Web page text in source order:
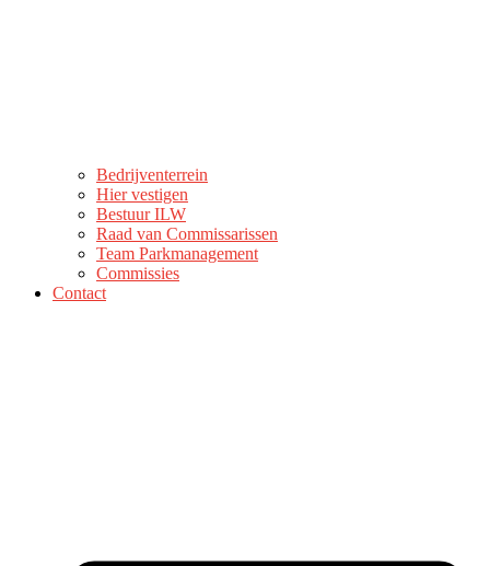
Bedrijventerrein
Hier vestigen
Bestuur ILW
Raad van Commissarissen
Team Parkmanagement
Commissies
Contact